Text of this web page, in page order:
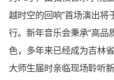
越时空的回响”首场演出将
行。新年音乐会秉承“高品
色，多年来已经成为吉林
大师生届时亲临现场聆听